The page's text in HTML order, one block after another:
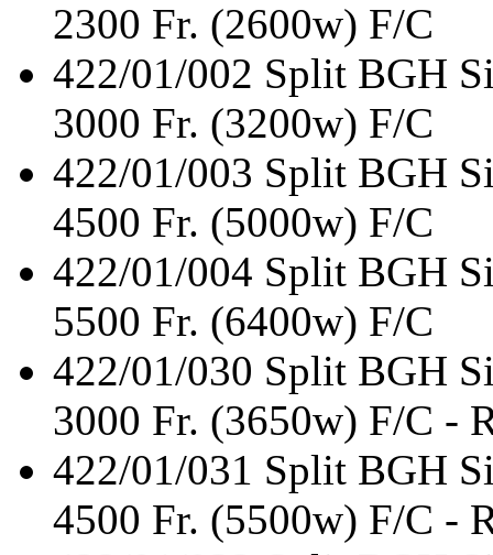
2300 Fr. (2600w) F/C
422/01/002 Split BGH
3000 Fr. (3200w) F/C
422/01/003 Split BGH
4500 Fr. (5000w) F/C
422/01/004 Split BGH
5500 Fr. (6400w) F/C
422/01/030 Split BGH
3000 Fr. (3650w) F/C -
422/01/031 Split BGH
4500 Fr. (5500w) F/C -